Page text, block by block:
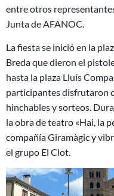
entre otros
Junta de AFANOC.
La fiesta se inició en la
Breda que dieron el
hasta la plaza Lluís
participantes disfrutaron
hinchables y sorteos.
la obra de teatro «Hai, la
compañía Giramàgic y
el grupo El Clot.